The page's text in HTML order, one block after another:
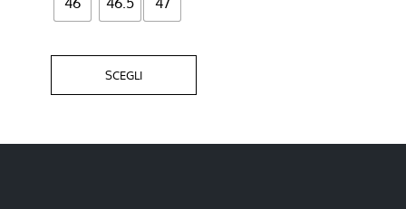
SCEGLI
prodotto